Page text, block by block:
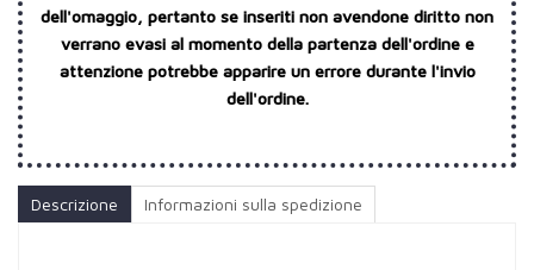
dell'omaggio, pertanto se inseriti non avendone diritto non
verrano evasi al momento della partenza dell'ordine e
attenzione potrebbe apparire un errore durante l'invio
dell'ordine.
Descrizione Informazioni sulla spedizione